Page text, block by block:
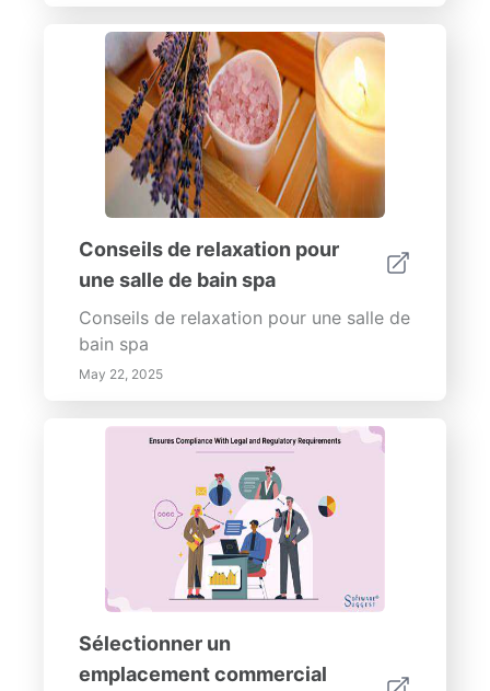
Conseils de relaxation pour
une salle de bain spa
Conseils de relaxation pour une salle de
bain spa
May 22, 2025
Sélectionner un
emplacement commercial